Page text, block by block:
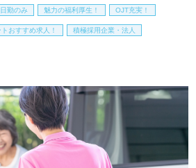
日勤のみ 魅力の福利厚生！ OJT充実！
おすすめ求人！ 積極採用企業・法人